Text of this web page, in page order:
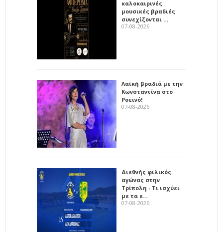
καλοκαιρινές
μουσικές βραδιές
συνεχίζονται …
07-08-2026
Λαϊκή βραδιά με την
Κωνσταντίνα στο
Ροεινό!
07-08-2026
Διεθνής φιλικός
αγώνας στην
Τρίπολη - Τι ισχύει
με τα ε…
07-08-2026